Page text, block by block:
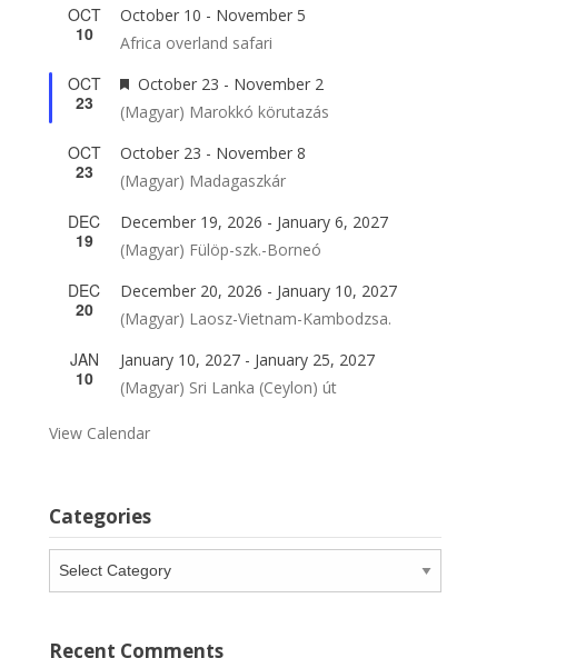
OCT
10
October 10 - November 5
Africa overland safari
OCT
23
Featured
October 23 - November 2
(Magyar) Marokkó körutazás
OCT
23
October 23 - November 8
(Magyar) Madagaszkár
DEC
19
December 19, 2026 - January 6, 2027
(Magyar) Fülöp-szk.-Borneó
DEC
20
December 20, 2026 - January 10, 2027
(Magyar) Laosz-Vietnam-Kambodzsa.
JAN
10
January 10, 2027- January 25, 2027
(Magyar) Sri Lanka (Ceylon) út
View Calendar
Categories
Recent Comments